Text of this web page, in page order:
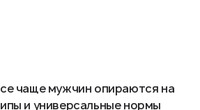
чаще мужчин опираются на
и универсальные нормы